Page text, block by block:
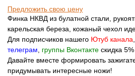
Предложить свою цену
Финка НКВД из булатной стали,
карельская береза, кожаный чехол
Для подписчиков нашего Ютуб канала
телеграм
группы Вконтакте скидка
Давайте вместе формировать
придумывать интересные ножи!